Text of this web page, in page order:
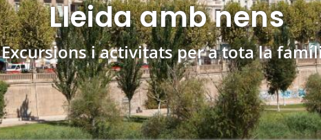
Lleida amb nens
Excursions i activitats per a tota la